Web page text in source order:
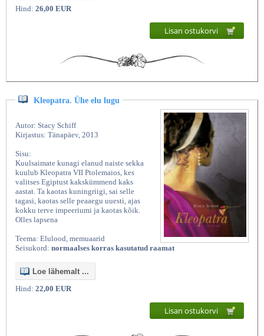
Hind: 26,00 EUR
Lisan ostukorvi
Kleopatra. Ühe elu lugu
Autor: Stacy Schiff
Kirjastus: Tänapäev, 2013
Sisu:
Kuulsaimate kunagi elanud naiste sekka
kuulub Kleopatra VII Ptolemaios, kes
valitses Egiptust kakskümmend kaks
aastat. Ta kaotas kuningriigi, sai selle
tagasi, kaotas selle peaaegu uuesti, ajas
kokku terve impeeriumi ja kaotas kõik.
Olles lapsena
Teema: Elulood, memuaarid
Seisukord: normaalses korras kasutatud raamat
Loe lähemalt ...
Hind: 22,00 EUR
Lisan ostukorvi